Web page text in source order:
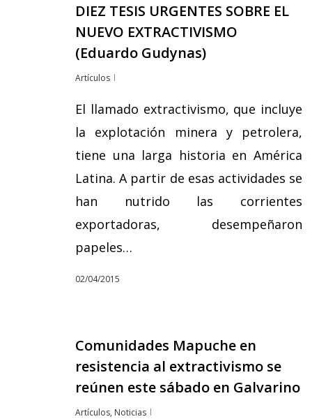
DIEZ TESIS URGENTES SOBRE EL
NUEVO EXTRACTIVISMO
(Eduardo Gudynas)
Artículos
El llamado extractivismo, que incluye
la explotación minera y petrolera,
tiene una larga historia en América
Latina. A partir de esas actividades se
han nutrido las corrientes
exportadoras, desempeñaron
papeles…
02/04/2015
Comunidades Mapuche en
resistencia al extractivismo se
reúnen este sábado en Galvarino
Artículos, Noticias